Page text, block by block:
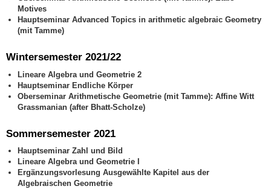
Motives
Hauptseminar Advanced Topics in arithmetic algebraic Geometry
(mit Tamme)
Wintersemester 2021/22
Lineare Algebra und Geometrie 2
Hauptseminar Endliche Körper
Oberseminar Arithmetische Geometrie (mit Tamme): Affine Witt
Grassmanian (after Bhatt-Scholze)
Sommersemester 2021
Hauptseminar Zahl und Bild
Lineare Algebra und Geometrie I
Ergänzungsvorlesung Ausgewählte Kapitel aus der
Algebraischen Geometrie